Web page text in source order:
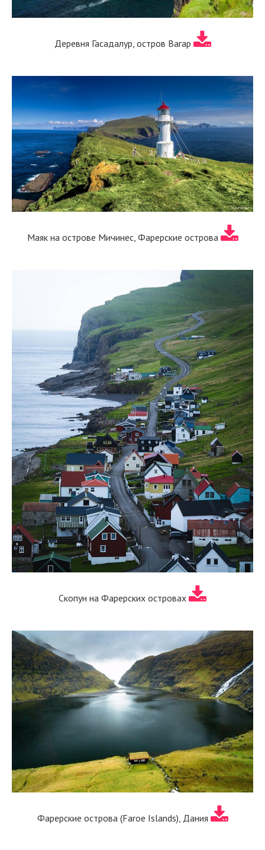
Деревня Гасадалур, остров Вагар
Маяк на острове Мичинес, Фарерские острова
Скопун на Фарерских островах
Фарерские острова (Faroe Islands), Дания